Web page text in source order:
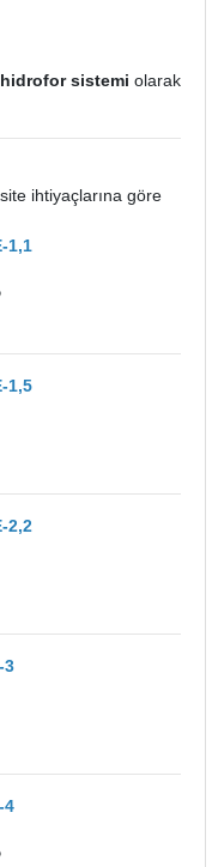
sistemi olarak
ihtiyaçlarına göre
1,1
1,5
2,2
3
4